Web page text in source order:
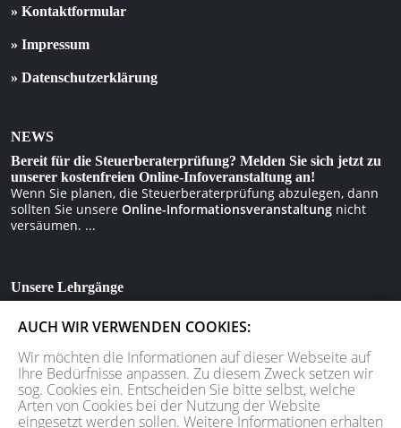
» Kontaktformular
» Impressum
» Datenschutzerklärung
NEWS
Bereit für die Steuerberaterprüfung? Melden Sie sich jetzt zu
unserer kostenfreien Online-Infoveranstaltung an!
Wenn Sie planen, die Steuerberaterprüfung abzulegen, dann
sollten Sie unsere Online-Informationsveranstaltung nicht
versäumen. ...
Unsere Lehrgänge
als Fernlehrgang oder im Klausurenkurs.
Unser Partner
» Juristisches Repetitorium hemmer
AUCH WIR VERWENDEN COOKIES:
Wir möchten die Informationen auf dieser Webseite auf
Ihre Bedürfnisse anpassen. Zu diesem Zweck setzen wir
sog. Cookies ein. Entscheiden Sie bitte selbst, welche
Arten von Cookies bei der Nutzung der Website
eingesetzt werden sollen. Weitere Informationen erhalten